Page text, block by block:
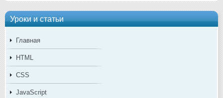
Уроки и статьи
Главная
HTML
CSS
JavaScript